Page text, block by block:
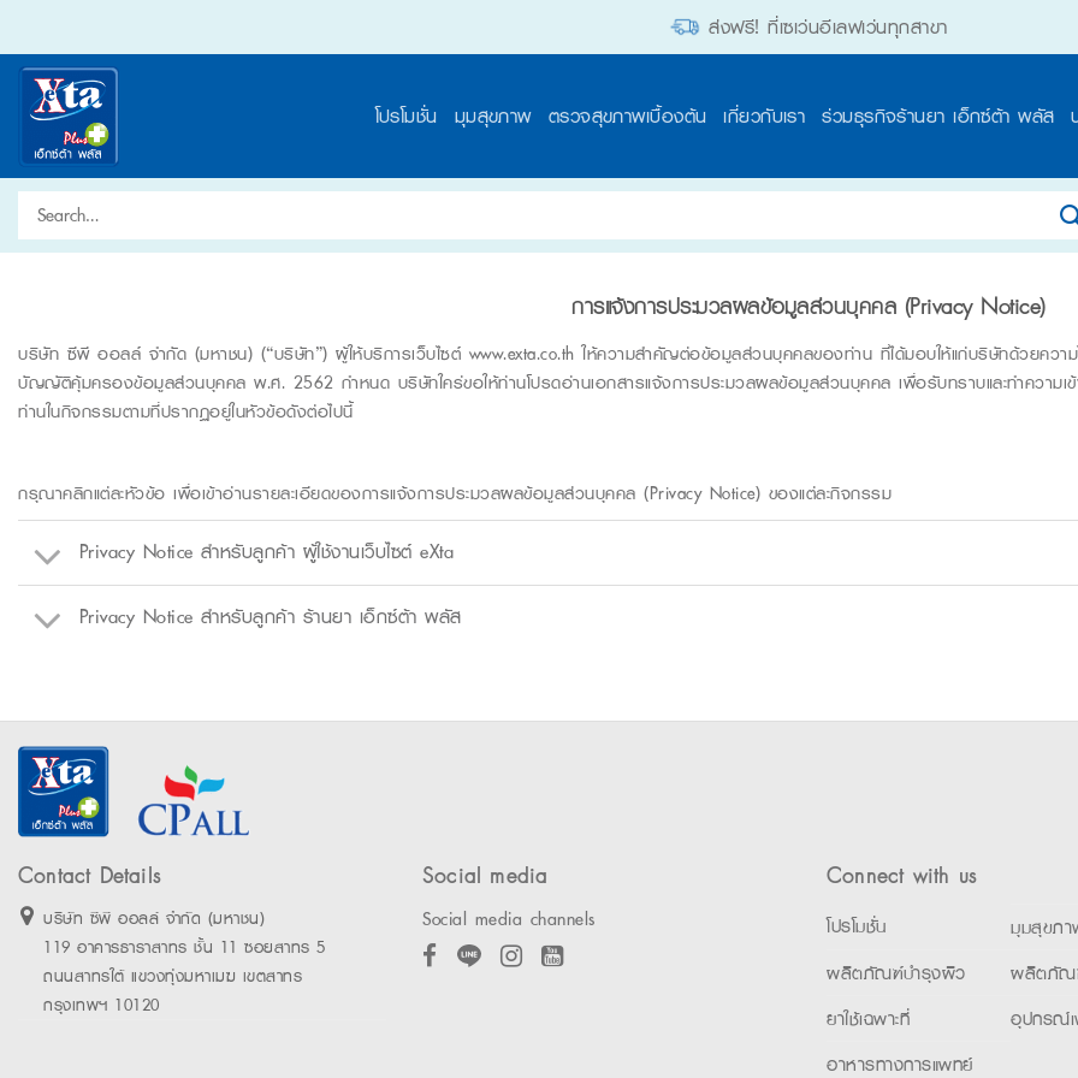
content
ส่งฟรี! ที่เซเว่นอีเลฟเว่นทุกสาขา
โปรโมชั่น มุมสุขภาพ ตรวจสุขภาพเบื้องต้น เกี่ยวกับเรา ร่วมธุรกิจร้านยา เอ็กซ์ต้า พลัส
Search
for:
การแจ้งการประมวลผลข้อมูลส่วนบุคคล (Privacy Notice)
บริษัท ซีพี ออลล์ จำกัด (มหาชน) (“บริษัท”) ผู้ให้บริการเว็บไซต์ www.exta.co.th ให้ความสำคัญต่อข้อมูลส่วนบุคคลของท่าน ที่ได้มอบให้แก่บริษัทด้วยควา
บัญญัติคุ้มครองข้อมูลส่วนบุคคล พ.ศ. 2562 กำหนด บริษัทใคร่ขอให้ท่านโปรดอ่านเอกสารแจ้งการประมวลผลข้อมูลส่วนบุคคล เพื่อรับทราบและทำความเข้
ท่านในกิจกรรมตามที่ปรากฏอยู่ในหัวข้อดังต่อไปนี้
กรุณาคลิกแต่ละหัวข้อ เพื่อเข้าอ่านรายละเอียดของการแจ้งการประมวลผลข้อมูลส่วนบุคคล (Privacy Notice) ของแต่ละกิจกรรม
Privacy Notice สำหรับลูกค้า ผู้ใช้งานเว็บไซต์ eXta
Privacy Notice สำหรับลูกค้า ร้านยา เอ็กซ์ต้า พลัส
Contact Details
บริษัท ซีพี ออลล์ จำกัด (มหาชน)
119 อาคารธาราสาทร ชั้น 11 ซอยสาทร 5
ถนนสาทรใต้ แขวงทุ่งมหาเมฆ เขตสาทร
กรุงเทพฯ 10120
Social media
Social media channels
Connect with us
โปรโมชั่น
มุมสุขภ
ผลิตภัณฑ์บำรุงผิว
ผลิตภัณ
ยาใช้เฉพาะที่
อุปกรณ์
อาหารทางการแพทย์